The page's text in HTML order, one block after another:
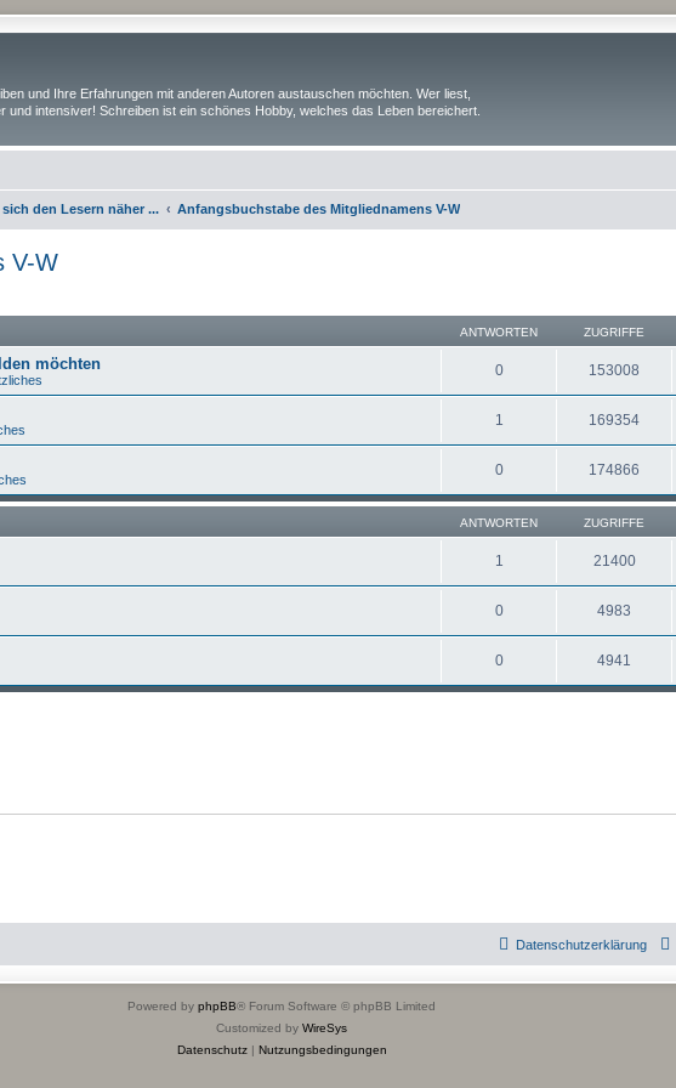
und Ihre Erfahrungen mit anderen Autoren austauschen möchten. Wer liest,
intensiver! Schreiben ist ein schönes Hobby, welches das Leben bereichert.
den Lesern näher ... Anfangsbuchstabe des Mitgliednamens V-W
V-W
ANTWORTEN ZUGRIFFE
möchten 0 153008
1 169354
0 174866
ANTWORTEN ZUGRIFFE
1 21400
0 4983
0 4941
Datenschutzerklärung
Powered by phpBB® Forum Software © phpBB Limited
Customized by WireSys
Datenschutz| Nutzungsbedingungen